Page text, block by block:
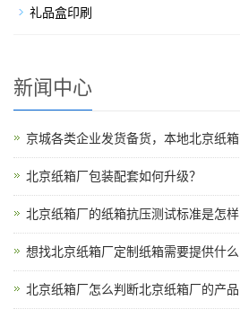
礼品盒印刷
新闻中心
京城各类企业发货备货，本地北京纸箱
北京纸箱厂包装配套如何升级？
北京纸箱厂的纸箱抗压测试标准是怎样
想找北京纸箱厂定制纸箱需要提供什么
北京纸箱厂怎么判断北京纸箱厂的产品